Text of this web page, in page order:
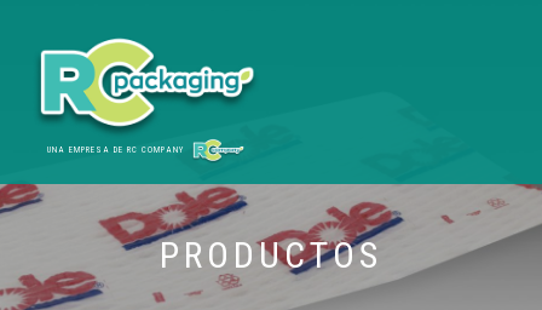
UNA EMPRESA DE RC COMPANY
PRODUCTOS